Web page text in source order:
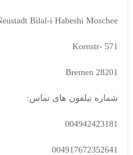
Bilal-i Habeshi Moschee
Kornstr- 571
28201 Bremen
شماره تیلفون های تماس:
004942423181
004917672352641